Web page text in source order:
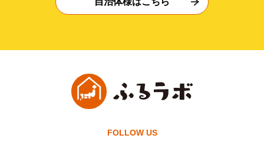
FOLLOW US